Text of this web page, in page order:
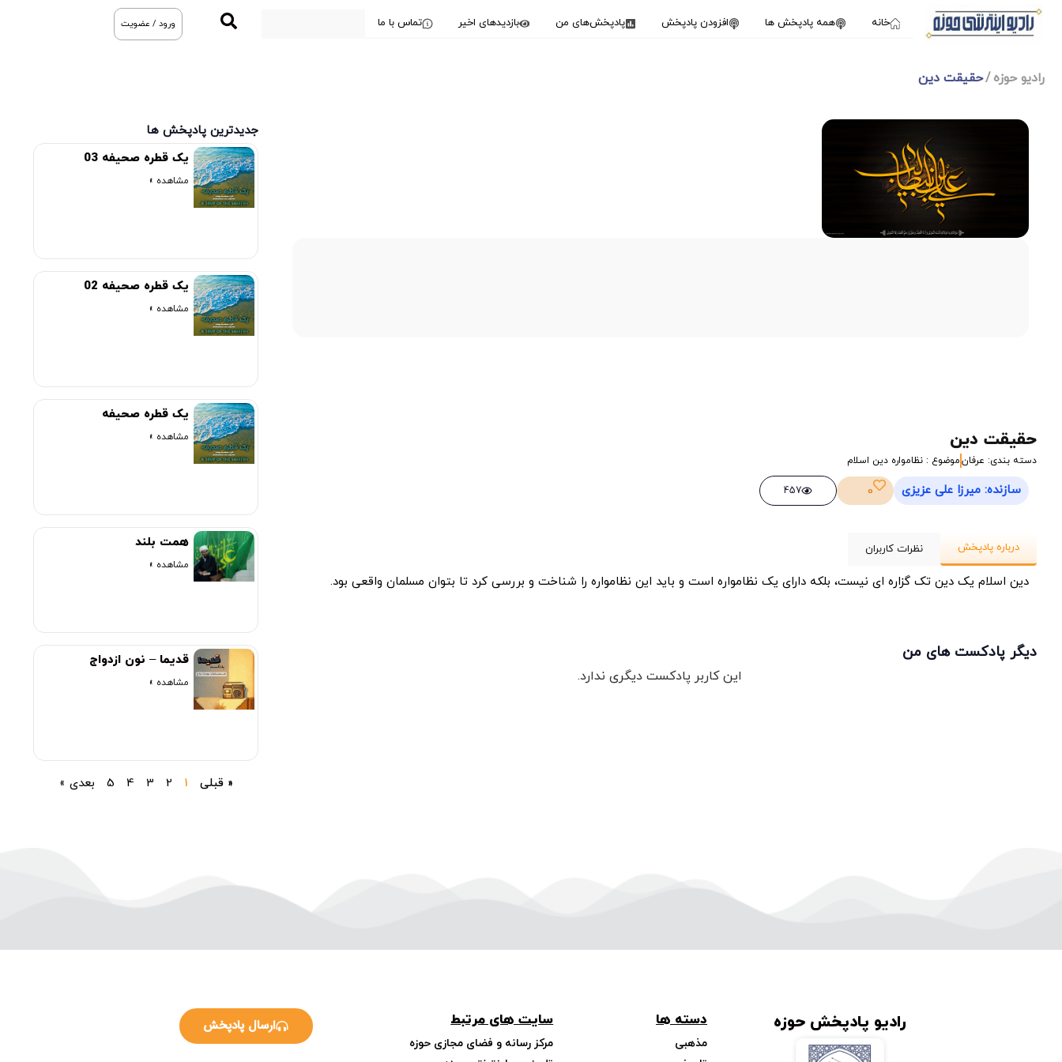
خانه همه پادپخش ها افزودن پادپخش پادپخش‌های من بازدیدهای اخیر تماس با ما ورود / عضویت
رادیو حوزه حقیقت دین
حقیقت دین
دسته بندی: عرفانموضوع : نظامواره دین اسلام
سازنده: میرزا علی عزیزی 0
457
درباره پادپخش نظرات کاربران
دین اسلام یک دین تک گزاره ای نیست، بلکه دارای یک نظامواره است و باید این نظامواره را شناخت و بررسی کرد تا بتوان مسلمان واقعی بود.
دیگر پادکست های من
این کاربر پادکست دیگری ندارد.
جدیدترین پادپخش ها
یک قطره صحیفه 03
مشاهده »
یک قطره صحیفه 02
مشاهده »
یک قطره صحیفه
مشاهده »
همت بلند
مشاهده »
قدیما – نون ازدواج
مشاهده »
« قبلی 1
2
3
4
5 بعدی »
رادیو پادپخش حوزه دسته ها
مذهبی
سایت های مرتبط
مرکز رسانه و فضای مجازی حوزه
ارسال پادپخش